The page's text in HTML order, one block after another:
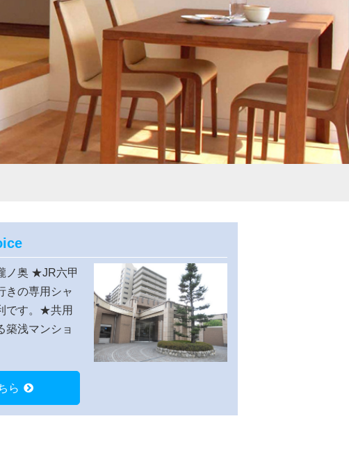
ノ奥 ★JR六甲
きの専用シャ
です。★共用
築浅マンショ
ら